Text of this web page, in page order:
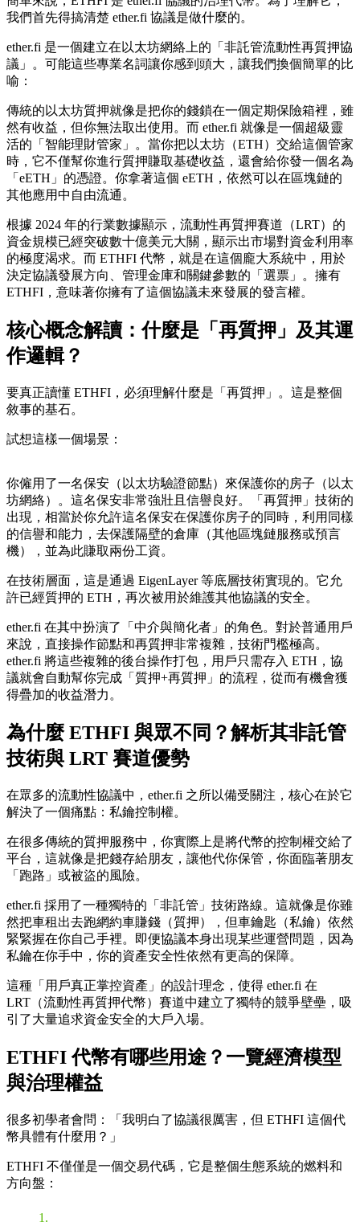
我們首先得搞清楚 ether.fi 協議是做什麼的。
ether.fi 是一個建立在以太坊網絡上的「非託管流動性再質押協
議」。可能這些專業名詞讓你感到頭大，讓我們換個簡單的比
喻：
傳統的以太坊質押就像是把你的錢鎖在一個定期保險箱裡，雖
然有收益，但你無法取出使用。而 ether.fi 就像是一個超級靈
活的「智能理財管家」。當你把以太坊（ETH）交給這個管家
時，它不僅幫你進行質押賺取基礎收益，還會給你發一個名為
「eETH」的憑證。你拿著這個 eETH，依然可以在區塊鏈的
其他應用中自由流通。
根據 2024 年的行業數據顯示，流動性再質押賽道（LRT）的
資金規模已經突破數十億美元大關，顯示出市場對資金利用率
的極度渴求。而 ETHFI 代幣，就是在這個龐大系統中，用於
決定協議發展方向、管理金庫和關鍵參數的「選票」。擁有
ETHFI，意味著你擁有了這個協議未來發展的發言權。
核心概念解讀：什麼是「再質押」及其運
作邏輯？
要真正讀懂 ETHFI，必須理解什麼是「再質押」。這是整個
敘事的基石。
試想這樣一個場景：
你僱用了一名保安（以太坊驗證節點）來保護你的房子（以太
坊網絡）。這名保安非常強壯且信譽良好。「再質押」技術的
出現，相當於你允許這名保安在保護你房子的同時，利用同樣
的信譽和能力，去保護隔壁的倉庫（其他區塊鏈服務或預言
機），並為此賺取兩份工資。
在技術層面，這是通過 EigenLayer 等底層技術實現的。它允
許已經質押的 ETH，再次被用於維護其他協議的安全。
ether.fi 在其中扮演了「中介與簡化者」的角色。對於普通用戶
來說，直接操作節點和再質押非常複雜，技術門檻極高。
ether.fi 將這些複雜的後台操作打包，用戶只需存入 ETH，協
議就會自動幫你完成「質押+再質押」的流程，從而有機會獲
得疊加的收益潛力。
為什麼 ETHFI 與眾不同？解析其非託管
技術與 LRT 賽道優勢
在眾多的流動性協議中，ether.fi 之所以備受關注，核心在於它
解決了一個痛點： 私鑰控制權。
在很多傳統的質押服務中，你實際上是將代幣的控制權交給了
平台，這就像是把錢存給朋友，讓他代你保管，你面臨著朋友
「跑路」或被盜的風險。
ether.fi 採用了一種獨特的「非託管」技術路線。這就像是你雖
然把車租出去跑網約車賺錢（質押），但車鑰匙（私鑰）依然
緊緊握在你自己手裡。即便協議本身出現某些運營問題，因為
私鑰在你手中，你的資產安全性依然有更高的保障。
這種「用戶真正掌控資產」的設計理念，使得 ether.fi 在
LRT（流動性再質押代幣）賽道中建立了獨特的競爭壁壘，吸
引了大量追求資金安全的大戶入場。
ETHFI 代幣有哪些用途？一覽經濟模型
與治理權益
很多初學者會問：「我明白了協議很厲害，但 ETHFI 這個代
幣具體有什麼用？」
ETHFI 不僅僅是一個交易代碼，它是整個生態系統的燃料和
方向盤：